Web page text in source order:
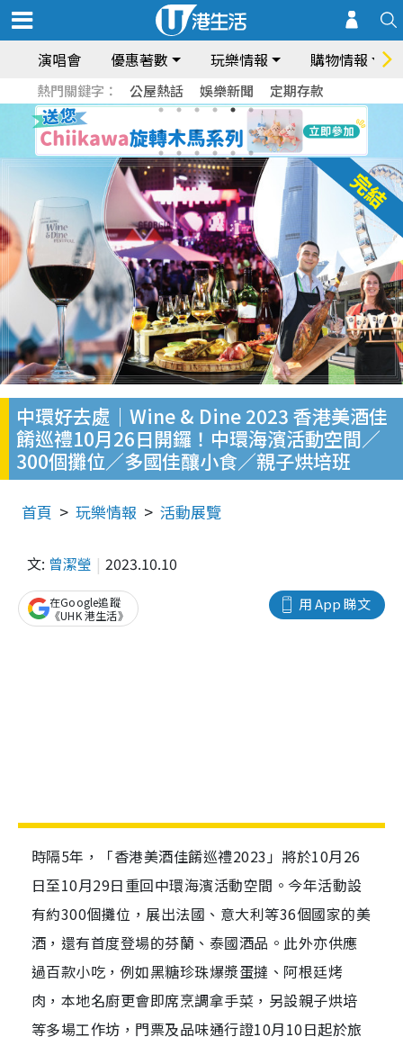
演唱會 優惠著數 玩樂情報 購物情報
熱門關鍵字： 公屋熱話 娛樂新聞 定期存款
中環好去處｜Wine & Dine 2023 香港美酒佳
餚巡禮10月26日開鑼！中環海濱活動空間／
300個攤位／多國佳釀小食／親子烘培班
首頁 玩樂情報 活動展覽
文: 曾潔瑩 2023.10.10
用 App 睇文
在Google追蹤
《UHK 港生活》
時隔5年，「香港美酒佳餚巡禮2023」將於10月26
日至10月29日重回中環海濱活動空間。今年活動設
有約300個攤位，展出法國、意大利等36個國家的美
酒，還有首度登場的芬蘭、泰國酒品。此外亦供應
過百款小吃，例如黑糖珍珠爆漿蛋撻、阿根廷烤
肉，本地名廚更會即席烹調拿手菜，另設親子烘培
等多場工作坊，門票及品味通行證10月10日起於旅